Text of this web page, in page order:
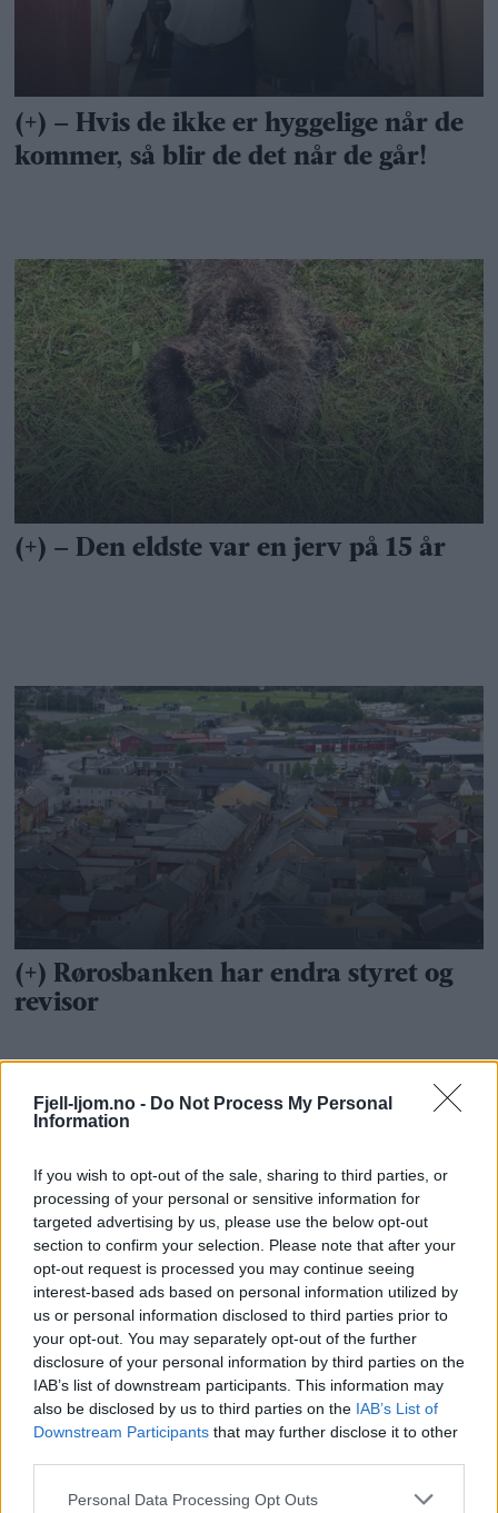
Fjell-ljom.no - Do Not Process My Personal
Information
If you wish to opt-out of the sale, sharing to third parties, or
processing of your personal or sensitive information for
targeted advertising by us, please use the below opt-out
section to confirm your selection. Please note that after your
opt-out request is processed you may continue seeing
interest-based ads based on personal information utilized by
us or personal information disclosed to third parties prior to
your opt-out. You may separately opt-out of the further
disclosure of your personal information by third parties on the
IAB’s list of downstream participants. This information may
also be disclosed by us to third parties on the IAB’s List of
Downstream Participants that may further disclose it to other
Personal Data Processing Opt Outs